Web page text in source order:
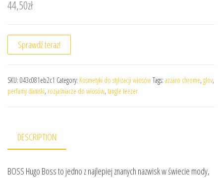
44,50zł
Sprawdź teraz!
SKU: 043c081eb2c1 Category: Kosmetyki do stylizacji włosówTags: azzaro chrome, glov,
perfumy damski, rozjaśniacze do włosów, tangle teezer
DESCRIPTION
BOSS Hugo Boss to jedno z najlepiej znanych nazwisk w świecie mody,